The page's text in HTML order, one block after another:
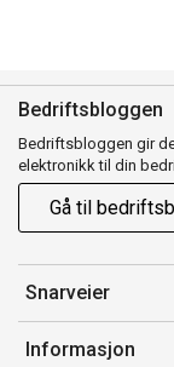
Bedriftsbloggen
Bedriftsbloggen gir
elektronikk til din
Gå til
Snarveier
Min side
Informasjon